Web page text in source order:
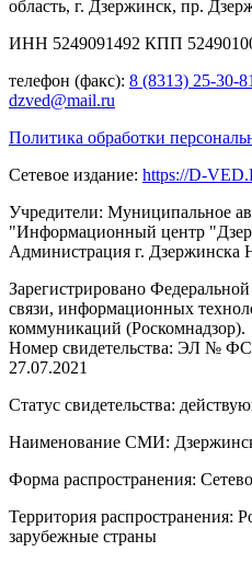
область, г. Дзержинск, пр.
ИНН 5249091492 КПП
телефон (факс): 8 (8313) 25-30-81
dzved@mail.ru
Политика обработки
Сетевое издание: https://D-
Учредители: Муниципальное
"Информационный центр
Администрация г. Дзержинска
Зарегистрировано
связи, информационных
коммуникаций (Роскомнадзор).
Номер свидетельства: ЭЛ № ФС
27.07.2021
Статус свидетельства:
Наименование СМИ:
Форма распространения:
Территория распространения:
зарубежные страны